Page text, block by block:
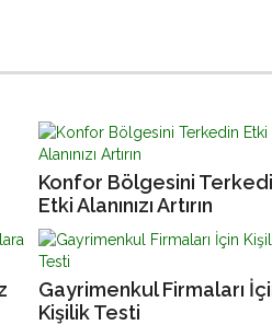
Konfor Bölgesini
Etki Alanınızı Artırın
Gayrimenkul Firmaları
Kişilik Testi